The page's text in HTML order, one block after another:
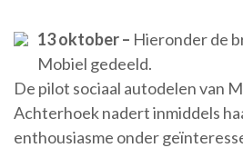
13 oktober – Hieronder de
Mobiel gedeeld.
De pilot sociaal autodelen van
Achterhoek nadert inmiddels
enthousiasme onder